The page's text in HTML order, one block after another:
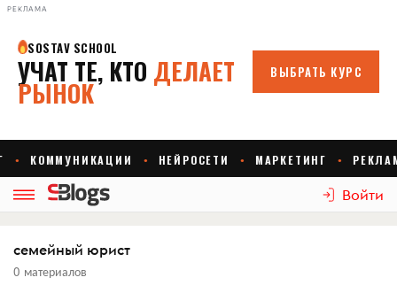
РЕКЛАМА
Войти
семейный юрист
0 материалов